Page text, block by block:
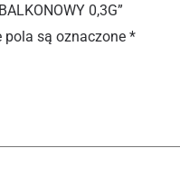
0,3G”
pola są oznaczone *